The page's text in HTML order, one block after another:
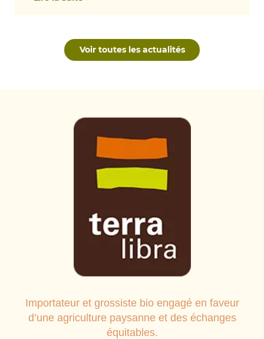
Voir toutes les actualités
Importateur et grossiste bio engagé en faveur
d’une agriculture paysanne et des échanges
équitables.